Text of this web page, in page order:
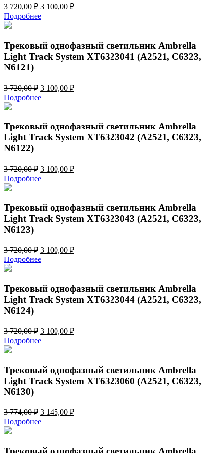
3 720,00₽ Первоначальная
цена
составляла
720,00 ₽.
3 100,00 ₽Текущая
Подробнее
Трековый однофазный светильник Ambrella
Light Track System XT6323041 (A2521, C6323,
N6121)
3 720,00₽ Первоначальная
цена
составляла
720,00 ₽.
3 100,00 ₽Текущая
Подробнее
Трековый однофазный светильник Ambrella
Light Track System XT6323042 (A2521, C6323,
N6122)
3 720,00₽ Первоначальная
цена
составляла
720,00 ₽.
3 100,00 ₽Текущая
Подробнее
Трековый однофазный светильник Ambrella
Light Track System XT6323043 (A2521, C6323,
N6123)
3 720,00₽ Первоначальная
цена
составляла
720,00 ₽.
3 100,00 ₽Текущая
Подробнее
Трековый однофазный светильник Ambrella
Light Track System XT6323044 (A2521, C6323,
N6124)
3 720,00₽ Первоначальная
цена
составляла
720,00 ₽.
3 100,00 ₽Текущая
Подробнее
Трековый однофазный светильник Ambrella
Light Track System XT6323060 (A2521, C6323,
N6130)
3 774,00₽ Первоначальная
цена
составляла
774,00 ₽.
3 145,00 ₽Текущая
Подробнее
Трековый однофазный светильник Ambrella